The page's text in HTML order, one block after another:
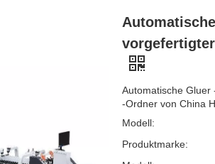
Automatische Gluer
-Ordner von China
Modell:
Produktmarke: